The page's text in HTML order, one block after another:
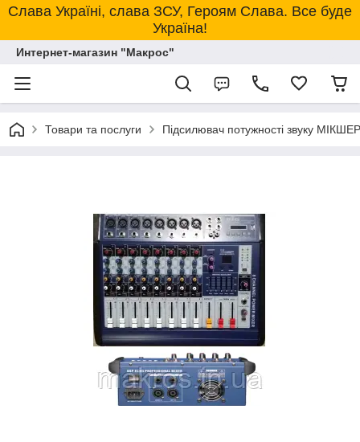
Слава Україні, слава ЗСУ, Героям Слава. Все буде
Україна!
Интернет-магазин "Макрос"
Товари та послуги Підсилювач потужності звуку